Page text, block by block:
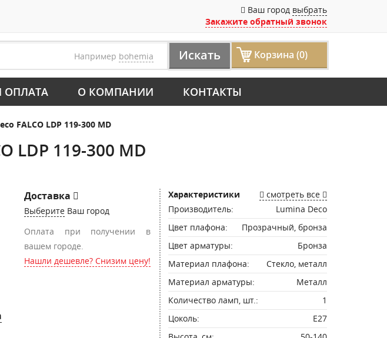
Ваш город выбрать
Закажите обратный звонок
Например bohemia Искать Корзина (0)
ОПЛАТА О КОМПАНИИ КОНТАКТЫ
FALCO LDP 119-300 MD
LDP 119-300 MD
Доставка
Выберите Ваш город
Оплата при получении в
вашем городе.
Нашли дешевле? Снизим цену!
Характеристики
смотреть все
Производитель:
Lumina Deco
Цвет плафона:
Прозрачный, бронза
Цвет арматуры:
Бронза
Материал плафона:
Стекло, металл
Материал арматуры:
Металл
Количество ламп, шт.:
1
Цоколь:
E27